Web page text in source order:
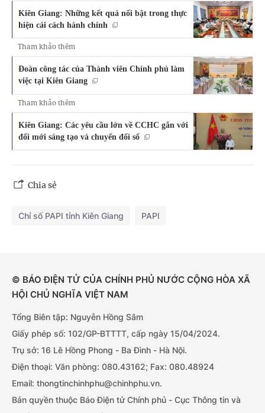
Kiên Giang: Những kết quả nổi bật trong thực
hiện cải cách hành chính
Tham khảo thêm
Đoàn công tác của Thành viên Chính phủ làm
việc tại Kiên Giang
Tham khảo thêm
Kiên Giang: Các yêu cầu lớn về CCHC gắn với
đổi mới sáng tạo và chuyển đổi số
Chia sẻ
Chỉ số PAPI tỉnh Kiên Giang PAPI
© BÁO ĐIỆN TỬ CỦA CHÍNH PHỦ NƯỚC CỘNG HÒA XÃ
HỘI CHỦ NGHĨA VIỆT NAM
Tổng Biên tập: Nguyễn Hồng Sâm
Giấy phép số: 102/GP-BTTTT, cấp ngày 15/04/2024.
Trụ sở: 16 Lê Hồng Phong - Ba Đình - Hà Nội.
Điện thoại: Văn phòng: 080.43162; Fax: 080.48924
Email: thongtinchinhphu@chinhphu.vn.
Bản quyền thuộc Báo Điện tử Chính phủ - Cục Thông tin và